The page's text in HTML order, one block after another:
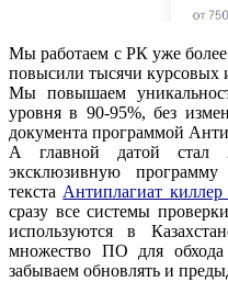
Мы работаем с РК уже более
повысили тысячи курсовых
Мы повышаем
уровня в 90-95%, без
документа программой
А главной датой стал
эксклюзивную
текста Антиплагиат киллер
сразу все системы
используются в
множество ПО для
забываем обновлять и